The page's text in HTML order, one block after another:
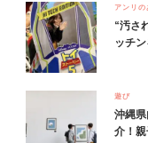
アンリ
“汚さ
ッチ
遊び
沖縄
介！